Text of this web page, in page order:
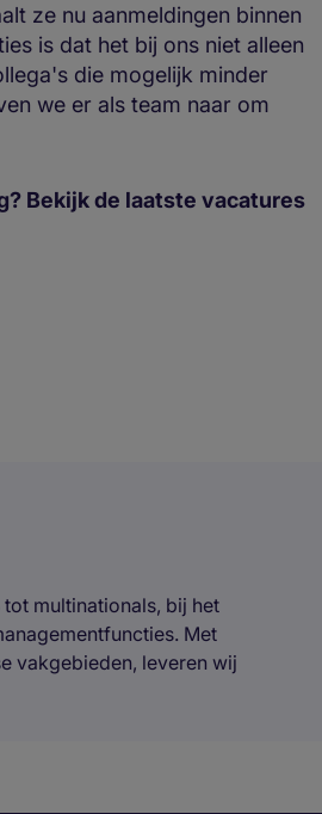
ze nu aanmeldingen binnen
is dat het bij ons niet alleen
die mogelijk minder
we er als team naar om
Bekijk de laatste vacatures
multinationals, bij het
Met
vakgebieden, leveren wij